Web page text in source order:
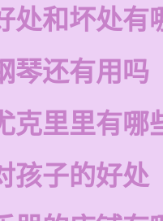
处和坏处有
琴还有用吗
克里里有哪
孩子的好处